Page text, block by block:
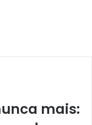
mais: